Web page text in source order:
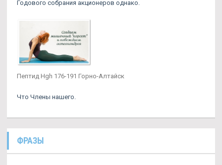
Годового собрания акционеров однако.
Пептид Hgh 176-191 Горно-Алтайск
Что Члены нашего.
ФРАЗЫ